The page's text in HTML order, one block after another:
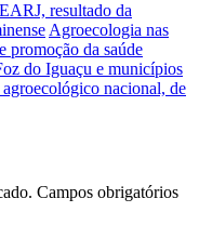
resultado da
Agroecologia nas
promoção da saúde
do Iguaçu e municípios
nacional, de
Campos obrigatórios